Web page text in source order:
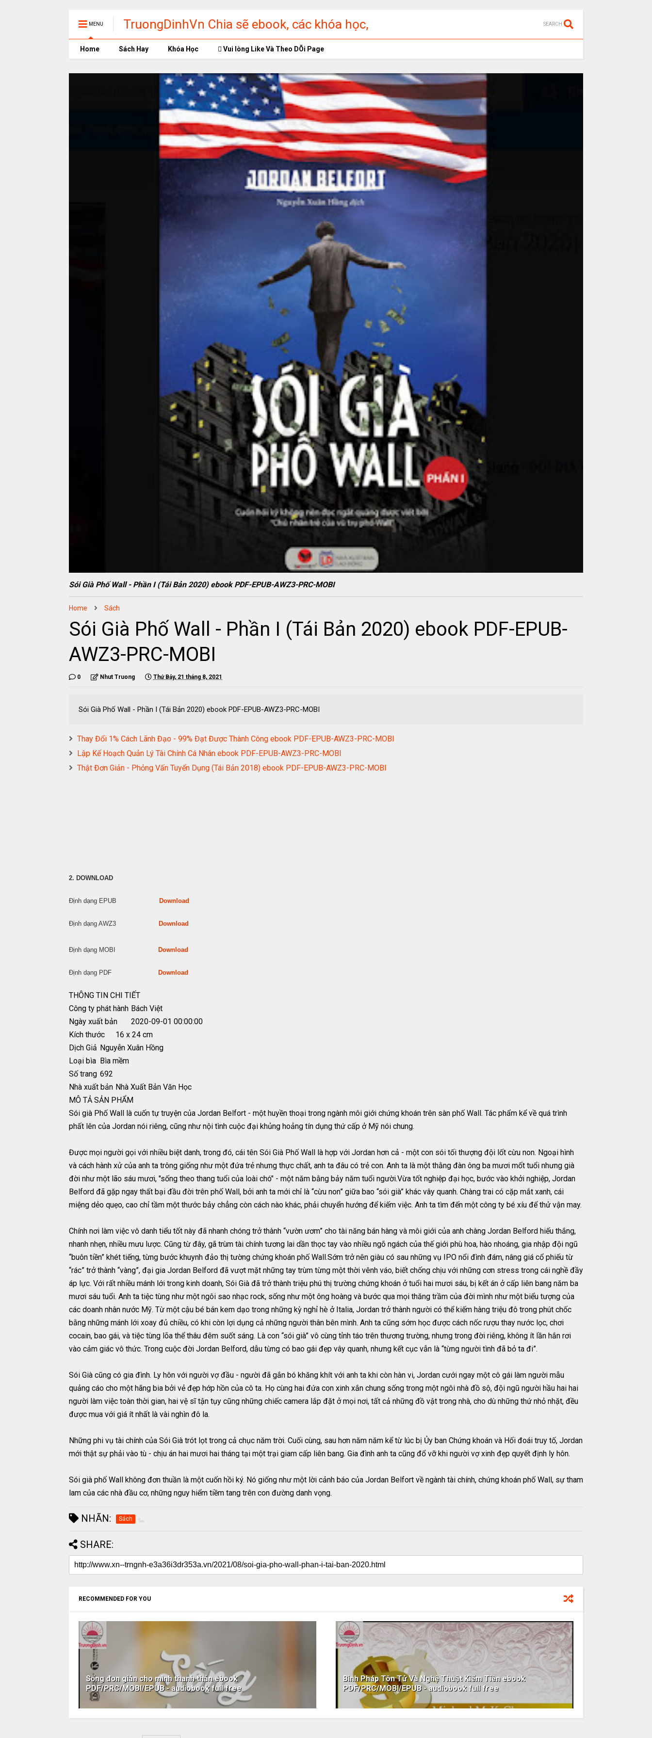
MENU
TruongDinhVn Chia sẽ ebook, các khóa học,
phần mềm học tập miễn phí
SEARCH
Home Sách Hay Khóa Học Vui lòng Like Và Theo DÕi Page
Sói Già Phố Wall - Phần I (Tái Bản 2020) ebook PDF-EPUB-AWZ3-PRC-MOBI
Home Sách
Sói Già Phố Wall - Phần I (Tái Bản 2020) ebook PDF-EPUB-
AWZ3-PRC-MOBI
0 Nhut Truong Thứ Bảy, 21 tháng 8, 2021
Sói Già Phố Wall - Phần I (Tái Bản 2020) ebook PDF-EPUB-AWZ3-PRC-MOBI
Thay Đổi 1% Cách Lãnh Đạo - 99% Đạt Được Thành Công ebook PDF-EPUB-AWZ3-PRC-MOBI
Lập Kế Hoạch Quản Lý Tài Chính Cá Nhân ebook PDF-EPUB-AWZ3-PRC-MOBI
Thật Đơn Giản - Phỏng Vấn Tuyển Dụng (Tái Bản 2018) ebook PDF-EPUB-AWZ3-PRC-MOBI
2. DOWNLOAD
Định dạng EPUB Download
Định dạng AWZ3 Download
Định dạng MOBI Download
Định dạng PDF Download
THÔNG TIN CHI TIẾT
Công ty phát hành Bách Việt
Ngày xuất bản
2020-09-01 00:00:00
Kích thước
16 x 24 cm
Dịch Giả Nguyễn Xuân Hồng
Loại bìa Bìa mềm
Số trang 692
Nhà xuất bản Nhà Xuất Bản Văn Học
MÔ TẢ SẢN PHẨM
Sói già Phố Wall là cuốn tự truyện của Jordan Belfort - một huyền thoại trong ngành môi giới chứng khoán trên sàn phố Wall. Tác phẩm kể về quá trình
phất lên của Jordan nói riêng, cũng như nội tình cuộc đại khủng hoảng tín dụng thứ cấp ở Mỹ nói chung.
Được mọi người gọi với nhiều biệt danh, trong đó, cái tên Sói Già Phố Wall là hợp với Jordan hơn cả - một con sói tối thượng đội lốt cừu non. Ngoại hình
và cách hành xử của anh ta trông giống như một đứa trẻ nhưng thực chất, anh ta đâu có trẻ con. Anh ta là một thằng đàn ông ba mươi mốt tuổi nhưng già
đời như một lão sáu mươi, "sống theo thang tuổi của loài chó" - một năm bằng bảy năm tuổi người.Vừa tốt nghiệp đại học, bước vào khởi nghiệp, Jordan
Belford đã gặp ngay thất bại đầu đời trên phố Wall, bởi anh ta mới chỉ là “cừu non” giữa bao “sói già” khác vây quanh. Chàng trai có cặp mắt xanh, cái
miệng dẻo quẹo, cao chỉ tầm một thước bảy chẳng còn cách nào khác, phải chuyển hướng để kiếm việc. Anh ta tìm đến một công ty bé xíu để thử vận may.
Chính nơi làm việc vô danh tiểu tốt này đã nhanh chóng trở thành “vườn ươm” cho tài năng bán hàng và môi giới của anh chàng Jordan Belford hiếu thắng,
nhanh nhẹn, nhiều mưu lược. Cũng từ đây, gã trùm tài chính tương lai dần thọc tay vào nhiều ngõ ngách của thế giới phù hoa, hào nhoáng, gia nhập đội ngũ
“buôn tiền” khét tiếng, từng bước khuynh đảo thị tường chứng khoán phố Wall.Sớm trở nên giàu có sau những vụ IPO nổi đình đám, nâng giá cổ phiếu từ
“rác” trở thành “vàng”, đại gia Jordan Belford đã vượt mặt những tay trùm từng một thời vênh váo, biết chống chịu với những cơn stress trong cái nghề đầy
áp lực. Với rất nhiều mánh lới trong kinh doanh, Sói Già đã trở thành triệu phú thị trường chứng khoán ở tuổi hai mươi sáu, bị kết án ở cấp liên bang năm ba
mươi sáu tuổi. Anh ta tiệc tùng như một ngôi sao nhạc rock, sống như một ông hoàng và bước qua mọi thăng trầm của đời mình như một biểu tượng của
các doanh nhân nước Mỹ. Từ một cậu bé bán kem dạo trong những kỳ nghỉ hè ở Italia, Jordan trở thành người có thể kiếm hàng triệu đô trong phút chốc
bằng những mánh lới xoay đủ chiều, có khi còn lợi dụng cả những người thân bên mình. Anh ta cũng sớm học được cách nốc rượu thay nước lọc, chơi
cocain, bao gái, và tiệc tùng lõa thể thâu đêm suốt sáng. Là con “sói già” vô cùng tỉnh táo trên thương trường, nhưng trong đời riêng, không ít lần hắn rơi
vào cảm giác vô thức. Trong cuộc đời Jordan Belford, dẫu từng có bao gái đẹp vây quanh, nhưng kết cục vẫn là “từng người tình đã bỏ ta đi”.
Sói Già cũng có gia đình. Ly hôn với người vợ đầu - người đã gắn bó khăng khít với anh ta khi còn hàn vi, Jordan cưới ngay một cô gái làm người mẫu
quảng cáo cho một hãng bia bởi vẻ đẹp hớp hồn của cô ta. Họ cùng hai đứa con xinh xắn chung sống trong một ngôi nhà đồ sộ, đội ngũ người hầu hai hai
người làm việc toàn thời gian, hai vệ sĩ tận tụy cũng những chiếc camera lắp đặt ở mọi nơi, tất cả những đồ vật trong nhà, cho dù những thứ nhỏ nhặt, đều
được mua với giá ít nhất là vài nghìn đô la.
Những phi vụ tài chính của Sói Già trót lọt trong cả chục năm trời. Cuối cùng, sau hơn năm năm kể từ lúc bị Ủy ban Chứng khoán và Hối đoái truy tố, Jordan
mới thật sự phải vào tù - chịu án hai mươi hai tháng tại một trại giam cấp liên bang. Gia đình anh ta cũng đổ vỡ khi người vợ xinh đẹp quyết định ly hôn.
Sói già phố Wall không đơn thuần là một cuốn hồi ký. Nó giống như một lời cảnh báo của Jordan Belfort về ngành tài chính, chứng khoán phố Wall, sự tham
lam của các nhà đầu cơ, những nguy hiểm tiềm tang trên con đường danh vọng.
NHÃN: Sách
SHARE:
RECOMMENDED FOR YOU
Sống đơn giản cho mình thanh thản ebook
PDF/PRC/MOBI/EPUB - audiobook full free
Binh Pháp Tôn Tử Và Nghệ Thuật Kiếm Tiền ebook
PDF/PRC/MOBI/EPUB - audiobook full free